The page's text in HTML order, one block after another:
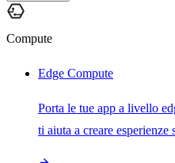
Compute
Edge Compute
Porta le tue app a livello
ti aiuta a creare